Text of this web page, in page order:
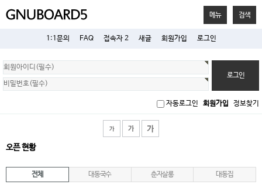
메뉴 검색
1:1문의 FAQ 접속자 2 새글 회원가입 로그인
회
원
로
그
자동로그인 회원가입 정보찾기
오픈 현황
전체 대동국수 춘자살롱 대동집